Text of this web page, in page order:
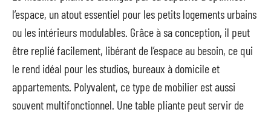
l’espace, un atout essentiel pour les petits logements urbains
ou les intérieurs modulables. Grâce à sa conception, il peut
être replié facilement, libérant de l’espace au besoin, ce qui
le rend idéal pour les studios, bureaux à domicile et
appartements. Polyvalent, ce type de mobilier est aussi
souvent multifonctionnel. Une table pliante peut servir de